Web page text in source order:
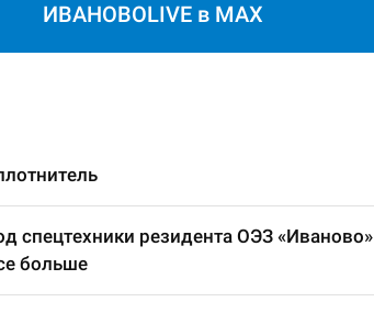
ИВАНОВОLIVE в MAX
спецтехники резидента ОЭЗ «Иваново»
больше